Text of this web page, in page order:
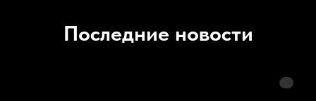
Последние новости